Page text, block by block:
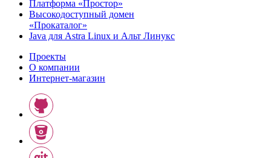
Платформа «Простор»
Высокодоступный домен
«Прокаталог»
Java для Astra Linux и Альт Линукс
Проекты
О компании
Интернет-магазин